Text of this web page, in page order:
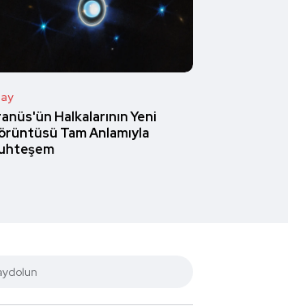
Halkalarının Yeni
Tam Anlamıyla